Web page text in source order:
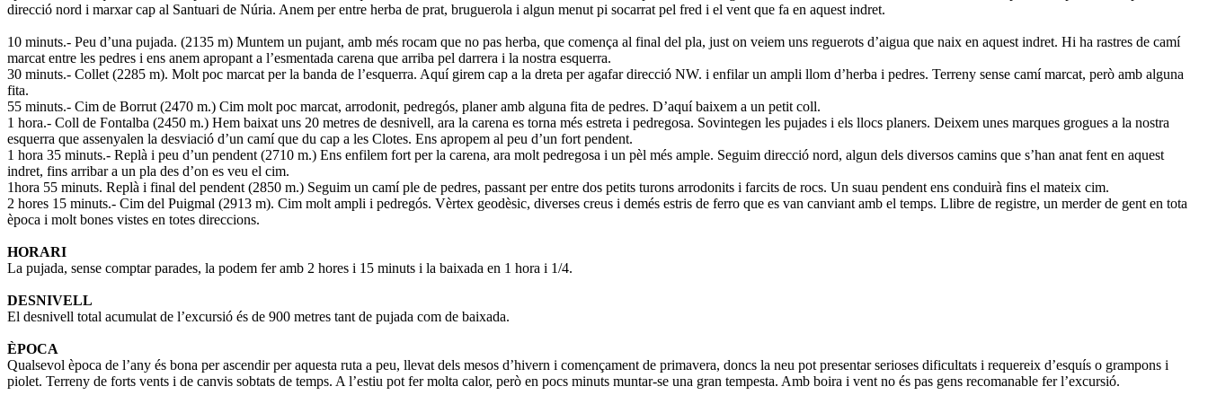
direcció nord i marxar cap al Santuari de Núria. Anem per entre herba de prat, bruguerola i algun menut pi socarrat pel fred i el vent que fa en aquest indret.
10 minuts.- Peu d’una pujada. (2135 m) Muntem un pujant, amb més rocam que no pas herba, que comença al final del pla, just on veiem uns reguerots d’aigua que naix en aquest indret. Hi ha rastres de camí
marcat entre les pedres i ens anem apropant a l’esmentada carena que arriba pel darrera i la nostra esquerra.
30 minuts.- Collet (2285 m). Molt poc marcat per la banda de l’esquerra. Aquí girem cap a la dreta per agafar direcció NW. i enfilar un ampli llom d’herba i pedres. Terreny sense camí marcat, però amb alguna
fita.
55 minuts.- Cim de Borrut (2470 m.) Cim molt poc marcat, arrodonit, pedregós, planer amb alguna fita de pedres. D’aquí baixem a un petit coll.
1 hora.- Coll de Fontalba (2450 m.) Hem baixat uns 20 metres de desnivell, ara la carena es torna més estreta i pedregosa. Sovintegen les pujades i els llocs planers. Deixem unes marques grogues a la nostra
esquerra que assenyalen la desviació d’un camí que du cap a les Clotes. Ens apropem al peu d’un fort pendent.
1 hora 35 minuts.- Replà i peu d’un pendent (2710 m.) Ens enfilem fort per la carena, ara molt pedregosa i un pèl més ample. Seguim direcció nord, algun dels diversos camins que s’han anat fent en aquest
indret, fins arribar a un pla des d’on es veu el cim.
1hora 55 minuts. Replà i final del pendent (2850 m.) Seguim un camí ple de pedres, passant per entre dos petits turons arrodonits i farcits de rocs. Un suau pendent ens conduirà fins el mateix cim.
2 hores 15 minuts.- Cim del Puigmal (2913 m). Cim molt ampli i pedregós. Vèrtex geodèsic, diverses creus i demés estris de ferro que es van canviant amb el temps. Llibre de registre, un merder de gent en tota
època i molt bones vistes en totes direccions.
HORARI
La pujada, sense comptar parades, la podem fer amb 2 hores i 15 minuts i la baixada en 1 hora i 1/4.
DESNIVELL
El desnivell total acumulat de l’excursió és de 900 metres tant de pujada com de baixada.
ÈPOCA
Qualsevol època de l’any és bona per ascendir per aquesta ruta a peu, llevat dels mesos d’hivern i començament de primavera, doncs la neu pot presentar serioses dificultats i requereix d’esquís o grampons i
piolet. Terreny de forts vents i de canvis sobtats de temps. A l’estiu pot fer molta calor, però en pocs minuts muntar-se una gran tempesta. Amb boira i vent no és pas gens recomanable fer l’excursió.